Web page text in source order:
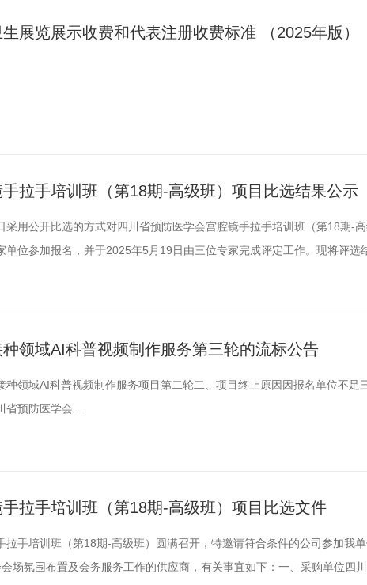
展览展示收费和代表注册收费标准 （2025年版）
拉手培训班（第18期-高级班）项目比选结果公示
采用公开比选的方式对四川省预防医学会宫腔镜手拉手培训班（第18期-
单位参加报名，并于2025年5月19日由三位专家完成评定工作。现将评选
19日——5月21日），如对以上公示有异议，请及时以口头或书面形式向
领域AI科普视频制作服务第三轮的流标公告
种领域AI科普视频制作服务项目第二轮二、项目终止原因因报名单位不足
预防医学会...
拉手培训班（第18期-高级班）项目比选文件
拉手培训班（第18期-高级班）圆满召开，特邀请符合条件的公司参加我
场氛围布置及会务服务工作的供应商，有关事宜如下：一、采购单位四